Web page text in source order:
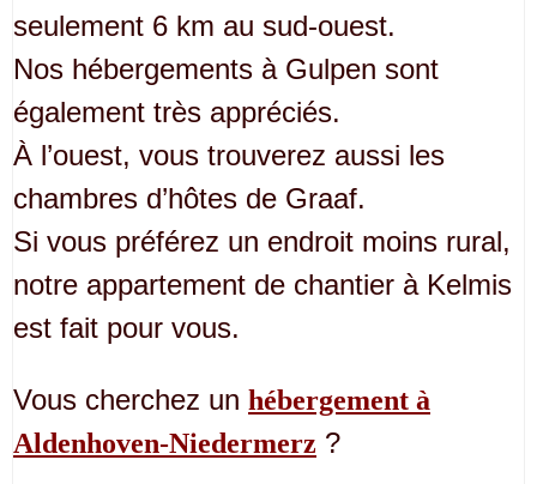
seulement 6 km au sud-ouest.
Nos hébergements à Gulpen sont
également très appréciés.
À l’ouest, vous trouverez aussi les
chambres d’hôtes de Graaf.
Si vous préférez un endroit moins rural,
notre appartement de chantier à Kelmis
est fait pour vous.
Vous cherchez un hébergement à
Aldenhoven-Niedermerz ?